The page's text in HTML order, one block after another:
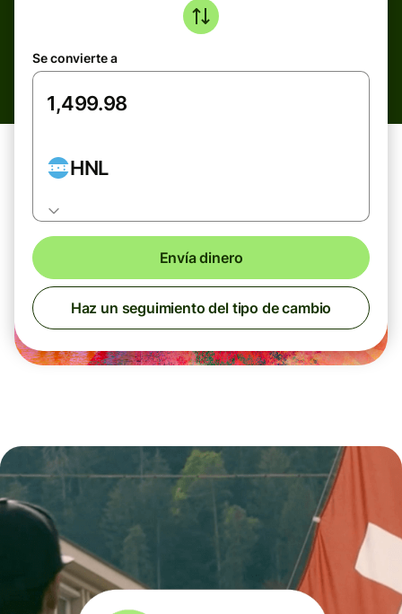
Se convierte a
HNL
Envía dinero
Haz un seguimiento del tipo de cambio